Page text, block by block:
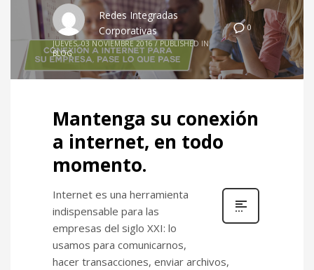
0
Redes Integradas
Corporativas
JUEVES, 03 NOVIEMBRE 2016 / PUBLISHED IN
BLOG
Mantenga su conexión
a internet, en todo
momento.
Internet es una herramienta
indispensable para las
empresas del siglo XXI: lo
usamos para comunicarnos,
hacer transacciones, enviar archivos,